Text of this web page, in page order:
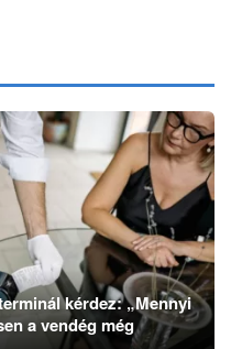
kérdez: „Mennyi
a vendég még